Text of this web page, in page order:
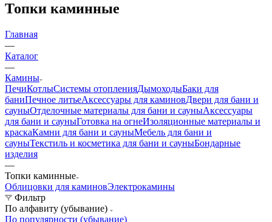
Топки каминные
Главная
—
Каталог
—
Камины
ПечиКотлыСистемы отопленияДымоходыБаки для
баниПечное литьеАксессуары для каминовДвери для бани и
сауныОтделочные материалы для бани и сауныАксессуары
для бани и сауныГотовка на огнеИзоляционные материалы и
краскаКамни для бани и сауныМебель для бани и
сауныТекстиль и косметика для бани и сауныБондарные
изделия
—
Топки каминные
Облицовки для каминовЭлектрокамины
Фильтр
По алфавиту (убывание)
По популярности (убывание)